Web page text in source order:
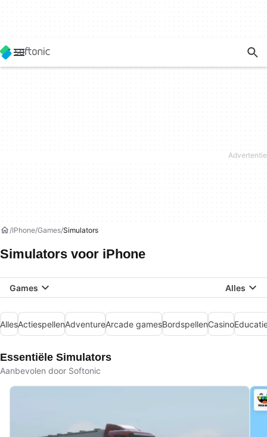
IPhone Games Simulators
Simulators voor iPhone
Games Alles
AllesActiespellenAdventureArcade gamesBordspellenCasino
Essentiële Simulators
Aanbevolen door Softonic